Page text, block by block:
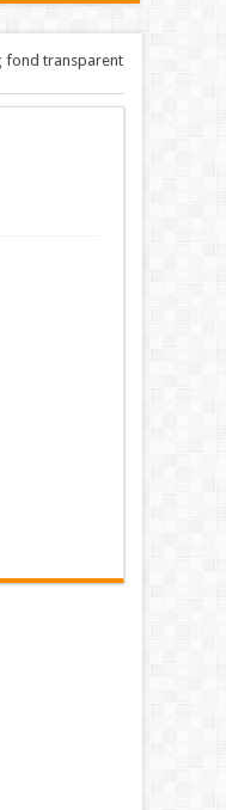
fond transparent